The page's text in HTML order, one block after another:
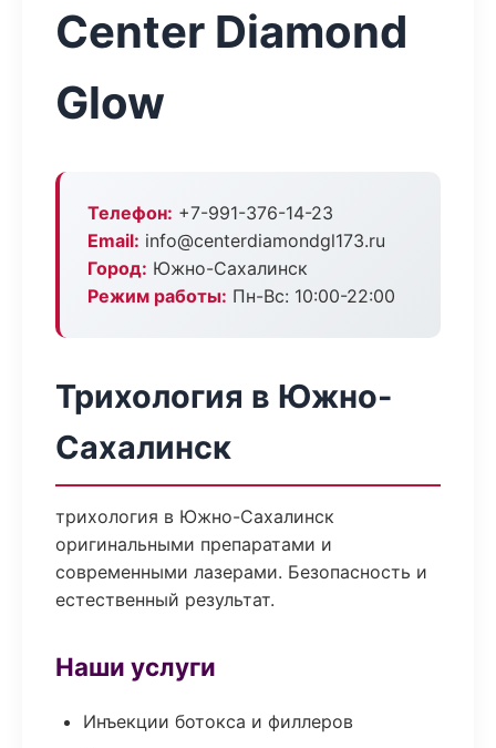
Center Diamond
Glow
Телефон: +7-991-376-14-23
Email: info@centerdiamondgl173.ru
Город: Южно-Сахалинск
Режим работы: Пн-Вс: 10:00-22:00
Трихология в Южно-
Сахалинск
трихология в Южно-Сахалинск
оригинальными препаратами и
современными лазерами. Безопасность и
естественный результат.
Наши услуги
Инъекции ботокса и филлеров